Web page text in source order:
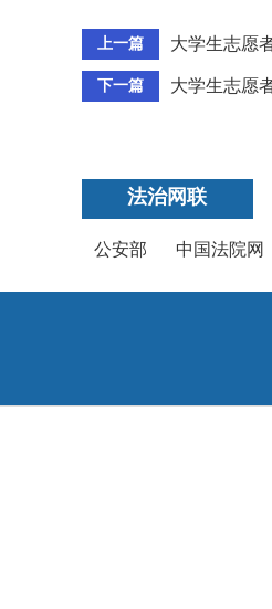
上一篇 大学生志愿
下一篇 大学生志愿
法治网联
公安部 中国法院网